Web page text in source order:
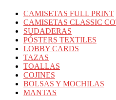
CAMISETAS FULL PRINT
CAMISETAS CLASSIC
SUDADERAS
PÓSTERS TEXTILES
LOBBY CARDS
TAZAS
TOALLAS
COJINES
BOLSAS Y MOCHILAS
MANTAS